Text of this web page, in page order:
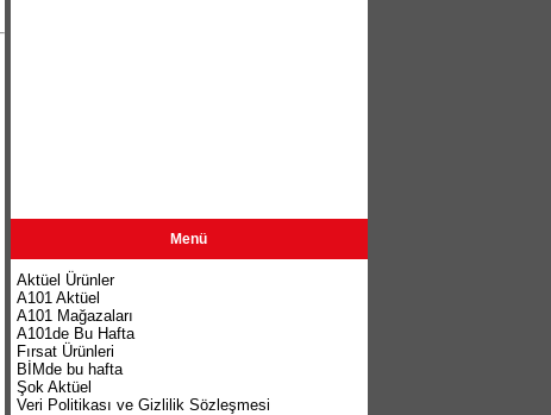
Menü
Aktüel Ürünler
A101 Aktüel
A101 Mağazaları
A101de Bu Hafta
Fırsat Ürünleri
BİMde bu hafta
Şok Aktüel
Veri Politikası ve Gizlilik Sözleşmesi